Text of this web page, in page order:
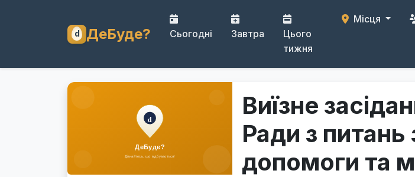
ДеБуде? Сьогодні Завтра
Цього
тижня
Місця
Виїзне
Ради з питань
допомоги та